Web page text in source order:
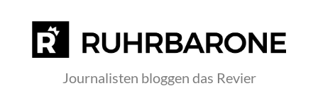
Journalisten bloggen das Revier